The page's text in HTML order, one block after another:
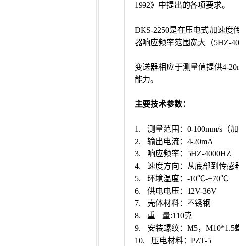
1992》中提出的各项要求。
DKS-2250是在压电式加速度
器响应频率范围宽大（5HZ-
变送器相应于测量值提供4-
能力。
主要技术参数：
1. 测量范围：0-100mm/s（
2. 输出电流：4-20mA
3.
响应频率：5HZ-4000HZ
4. 速度方向：从底部到传感
5. 环境温度：-10℃-+70℃
6. 供电电压：12V-36V
7. 壳体材料：不锈钢
8. 重 量:110克
9. 安装螺纹：M5，M10*1.5
10. 压电材料：PZT-5